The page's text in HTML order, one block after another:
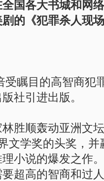
全国各大书城和网
剧的《犯罪杀人现
受瞩目的高智商
社引进出版。
胜顺轰动亚洲文
学奖的头奖，并
小说的爆发之作
超高的智商和过